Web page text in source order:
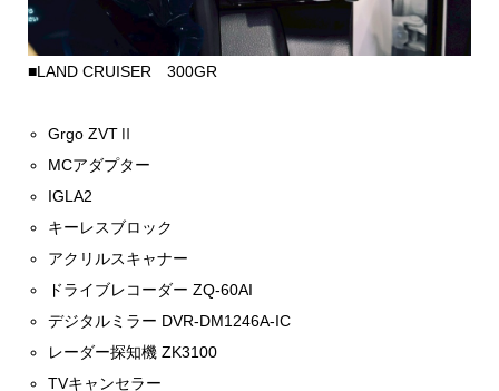
■LAND CRUISER 300GR
Grgo ZVTⅡ
MCアダプター
IGLA2
キーレスブロック
アクリルスキャナー
ドライブレコーダー ZQ-60AI
デジタルミラー DVR-DM1246A-IC
レーダー探知機 ZK3100
TVキャンセラー